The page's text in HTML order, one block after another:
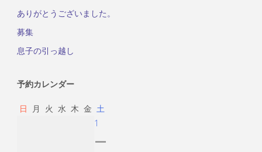
ありがとうございました。
募集
息子の引っ越し
予約カレンダー
日 月 火 水 木 金 土
1
ー